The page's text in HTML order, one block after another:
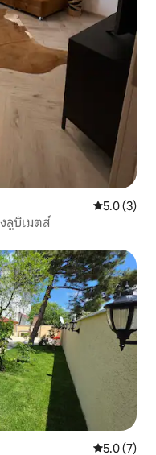
คะแนนเฉลี่
5.0 (3)
ลูบิเมตส์
คะแนนเฉลี่
5.0 (7)